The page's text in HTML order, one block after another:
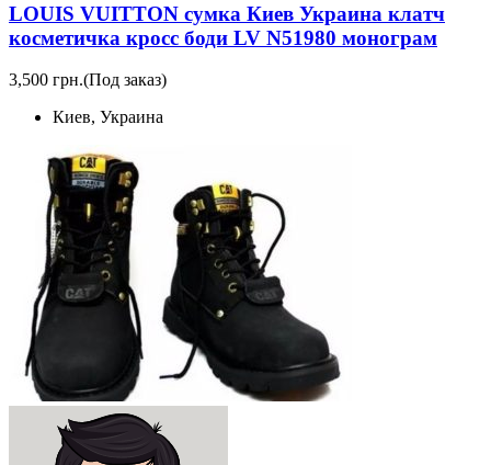
LOUIS VUITTON сумка Киев Украина клатч
косметичка кросс боди LV N51980 монограм
3,500 грн.(Под заказ)
Киев, Украина